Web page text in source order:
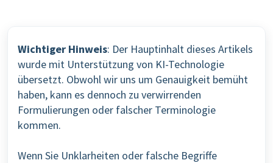
Wichtiger Hinweis: Der Hauptinhalt dieses Artikels
wurde mit Unterstützung von KI-Technologie
übersetzt. Obwohl wir uns um Genauigkeit bemüht
haben, kann es dennoch zu verwirrenden
Formulierungen oder falscher Terminologie
kommen.
Wenn Sie Unklarheiten oder falsche Begriffe